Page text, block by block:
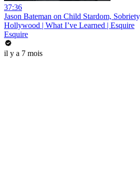
37:36
Jason Bateman on Child Stardom,
Hollywood | What I’ve Learned | Esquire
Esquire
il y a 7 mois